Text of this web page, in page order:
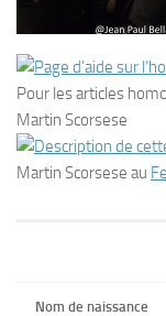
Pour les articles
Martin Scorsese
Martin Scorsese au
Nom de naissance